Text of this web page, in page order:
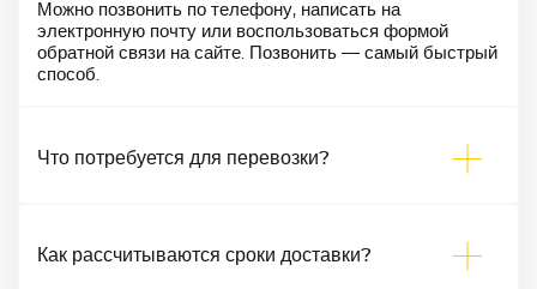
Можно позвонить по телефону, написать на
электронную почту или воспользоваться формой
обратной связи на сайте. Позвонить — самый быстрый
способ.
Что потребуется для перевозки?
Как рассчитываются сроки доставки?